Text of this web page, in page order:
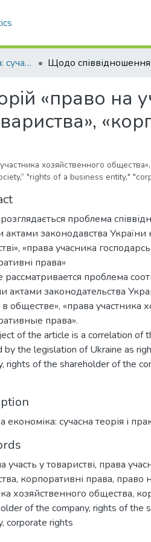
Ринкова економіка: сучасна теорія і практика управління
«право на
хозяйственного
"rights of a business entity,"
розглядається проблема
актами законодавства України
«права учасника
права»
рассматривается проблема
актами законодательства
в обществе», «права участника
права».
of the article is a correlation of
by the legislation of Ukraine as
rights of the shareholder of the
економіка: сучасна теорія і
участь у товаристві, права
, корпоративні права, право
хозяйственного общества,
of the company, rights of the
, corporate rights